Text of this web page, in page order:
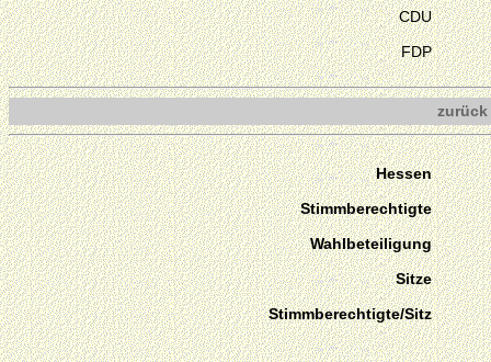
CDU
FDP
zurück
Hessen
Stimmberechtigte
Wahlbeteiligung
Sitze
Stimmberechtigte/Sitz